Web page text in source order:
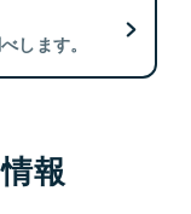
します。
報